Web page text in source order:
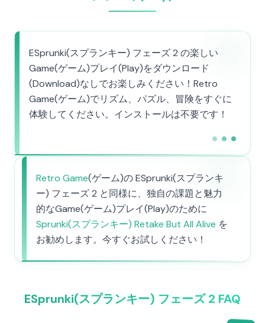
ESprunki(スプランキー) フェーズ 2 の楽しい
Game(ゲーム)プレイ(Play)をダウンロード
(Download)なしでお楽しみください！Retro
Game(ゲーム)でリズム、パズル、冒険をすぐに
体験してください。インストールは不要です！
Retro Game(ゲーム)の ESprunki(スプランキ
ー) フェーズ 2 と同様に、独自の課題と魅力
的なGame(ゲーム)プレイ(Play)のために
Sprunki(スプランキー) Retake But All Alive を
お勧めします。今すぐお試しください！
ESprunki(スプランキー) フェーズ 2 FAQ